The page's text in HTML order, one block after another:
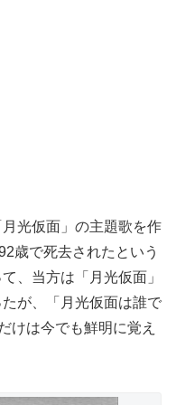
光仮面」の主題歌を作
歳で死去されたという
、当方は「月光仮面」
が、「月光仮面は誰で
けは今でも鮮明に覚え